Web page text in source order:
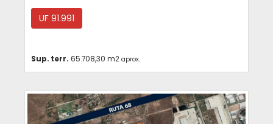
UF 91.991
Sup. terr. 65.708,30 m2 aprox.